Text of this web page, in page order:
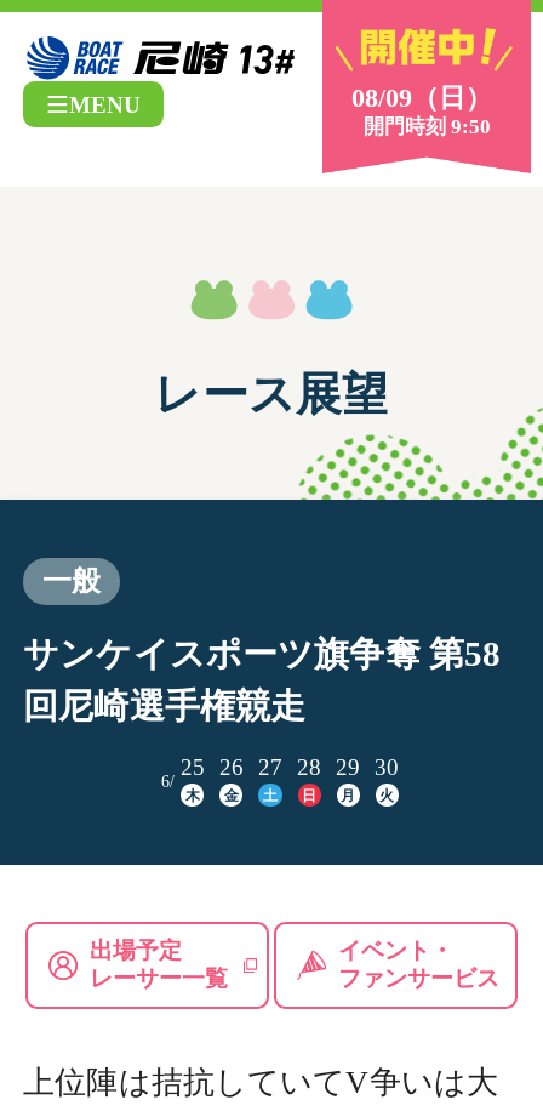
08/09（日）
開門時刻 9:50
MENU
レース展望
一般
サンケイスポーツ旗争奪 第58
回尼崎選手権競走
6/
25
木
26
金
27
土
28
日
29
月
30
火
出場予定
レーサー一覧
イベント・
ファンサービス
上位陣は拮抗していてV争いは大